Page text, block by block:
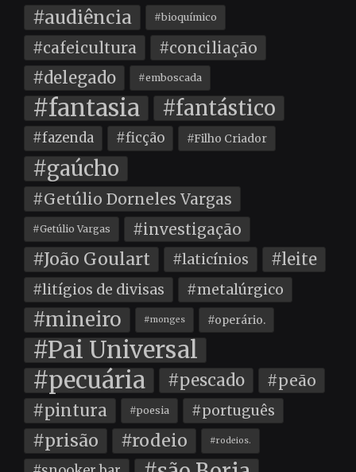
#audiência #bioquímico
#cafeicultura #conciliação
#delegado #emboscada
#fantasia #fantástico
#fazenda #ficção #Filho Criador
#gaúcho
#Getúlio Dorneles Vargas
#Getúlio Vargas #investigação
#João Goulart #laticínios #leite
#litígios de divisas #metalúrgico
#mineiro #monges #operário.
#Pai Universal
#pecuária
#pescado #peão
#pintura #poesia #português
#prisão #rodeio #rodeios.